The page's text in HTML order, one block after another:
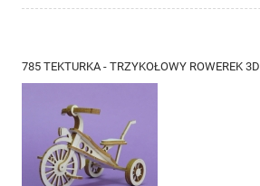
785 TEKTURKA - TRZYKOŁOWY ROWEREK 3D